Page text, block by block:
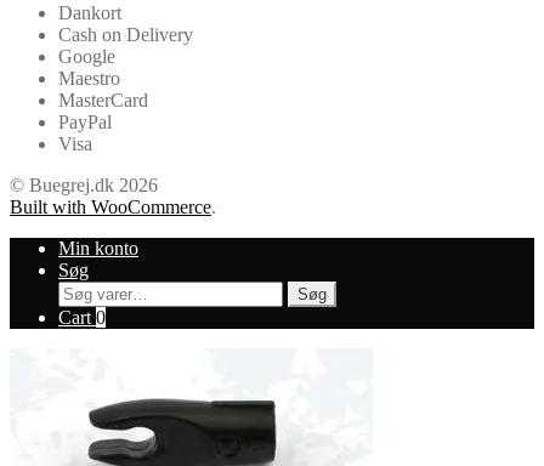
Dankort
Cash on Delivery
Google
Maestro
MasterCard
PayPal
Visa
© Buegrej.dk 2026
Built with WooCommerce.
Min konto
Søg
Søg
efter:
Søg
Cart 0